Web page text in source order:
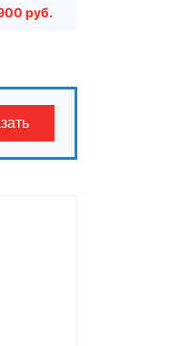
руб.